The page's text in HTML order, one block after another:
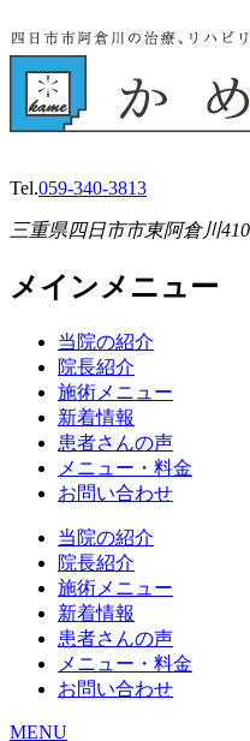
Tel.059-340-3813
三重県四日市市東阿倉川
メインメニュー
当院の紹介
院長紹介
施術メニュー
新着情報
患者さんの声
メニュー・料金
お問い合わせ
当院の紹介
院長紹介
施術メニュー
新着情報
患者さんの声
メニュー・料金
お問い合わせ
MENU